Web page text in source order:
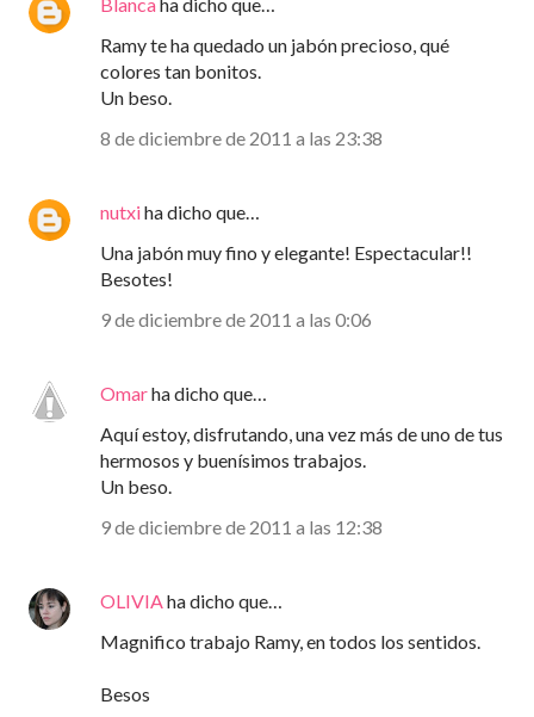
Ramy te ha quedado un jabón precioso, qué
colores tan bonitos.
Un beso.
8 de diciembre de 2011 a las 23:38
nutxiha dicho que…
Una jabón muy fino y elegante! Espectacular!!
Besotes!
9 de diciembre de 2011 a las 0:06
Omarha dicho que…
Aquí estoy, disfrutando, una vez más de uno de tus
hermosos y buenísimos trabajos.
Un beso.
9 de diciembre de 2011 a las 12:38
OLIVIAha dicho que…
Magnifico trabajo Ramy, en todos los sentidos.
Besos